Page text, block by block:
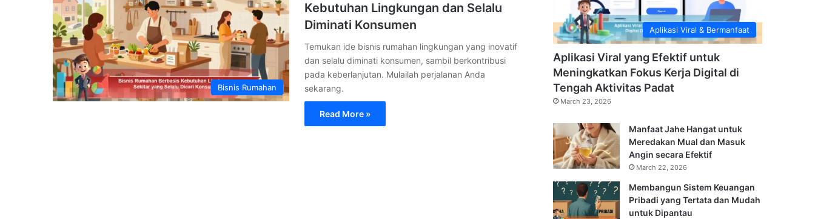
Bisnis Rumahan
Kebutuhan Lingkungan dan Selalu
Diminati Konsumen
Temukan ide bisnis rumahan lingkungan yang inovatif
dan selalu diminati konsumen, sambil berkontribusi
pada keberlanjutan. Mulailah perjalanan Anda
sekarang.
Read More »
Aplikasi Viral & Bermanfaat
Aplikasi Viral yang Efektif untuk
Meningkatkan Fokus Kerja Digital di
Tengah Aktivitas Padat
March 23, 2026
Manfaat Jahe Hangat untuk
Meredakan Mual dan Masuk
Angin secara Efektif
March 22, 2026
Membangun Sistem Keuangan
Pribadi yang Tertata dan Mudah
untuk Dipantau